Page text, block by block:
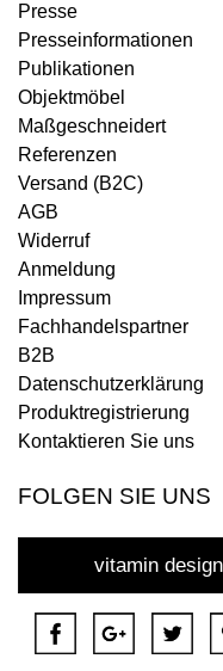
Presse
Presseinformationen
Publikationen
Objektmöbel
Maßgeschneidert
Referenzen
Versand (B2C)
AGB
Widerruf
Anmeldung
Impressum
Fachhandelspartner
B2B
Datenschutzerklärung
Produktregistrierung
Kontaktieren Sie uns
FOLGEN SIE UNS
vitamin